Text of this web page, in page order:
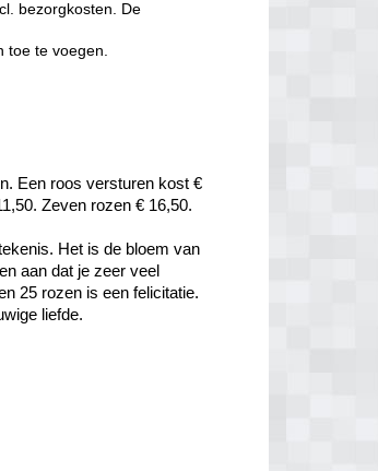
bezorgkosten. De
toe te voegen.
Een roos versturen kost €
Zeven rozen € 16,50.
Het is de bloem van
aan dat je zeer veel
25 rozen is een felicitatie.